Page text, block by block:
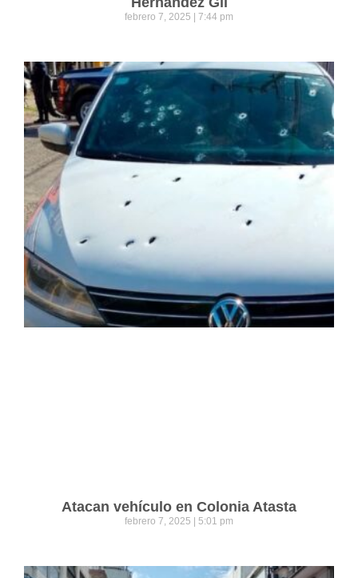
febrero 7, 2025 7:44 pm
Atacan vehículo en Colonia Atasta
febrero 7, 2025 5:01 pm